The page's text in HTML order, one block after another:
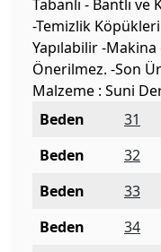
Tabanlı - Bantlı
-Temizlik
Yapılabilir -
Önerilmez. -Son
Malzeme : Suni
Beden
31
Beden
32
Beden
33
Beden
34